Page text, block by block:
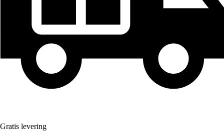
Gratis levering